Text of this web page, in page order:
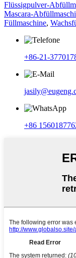
Flüssigpulver-
Mascara-
Füllmaschine,
+86-21-
+86